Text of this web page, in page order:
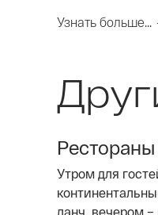
Узнать больше...
Утром для
ланч, вечером